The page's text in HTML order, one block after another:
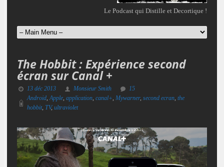
Le Podcast qui Distille et Decortique !
The Hobbit : Expérience second
écran sur Canal +
13 déc 2013 Monsieur Smith
15
Android,Apple, application, canal+, Mywarner, second ecran, the
hobbit, TV,ultraviolet